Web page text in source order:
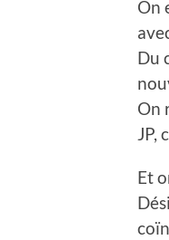
On
Du
On
JP,
Et